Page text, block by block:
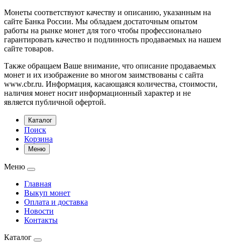
Монеты соответствуют качеству и описанию, указанным на
сайте Банка России. Мы обладаем достаточным опытом
работы на рынке монет для того чтобы профессионально
гарантировать качество и подлинность продаваемых на нашем
сайте товаров.
Также обращаем Ваше внимание, что описание продаваемых
монет и их изображение во многом заимствованы с сайта
www.cbr.ru. Информация, касающаяся количества, стоимости,
наличия монет носит информационный характер и не
является публичной офертой.
Каталог
Поиск
Корзина
Меню
Меню
Главная
Выкуп монет
Оплата и доставка
Новости
Контакты
Каталог